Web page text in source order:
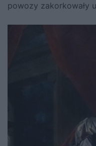
powozy zakorkowały